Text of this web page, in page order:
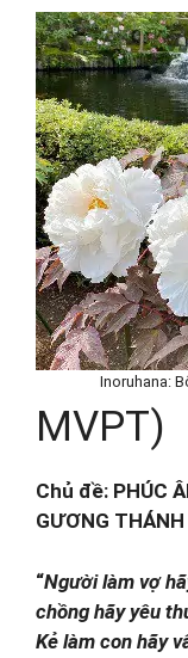
Inoruhana:
MVPT)
Chủ đề: PHÚC
GƯƠNG THÁNH
“Người làm vợ
chồng hãy yêu
Kẻ làm con hãy